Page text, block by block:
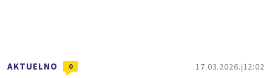
AKTUELNO 0 17.03.2026. 12:02